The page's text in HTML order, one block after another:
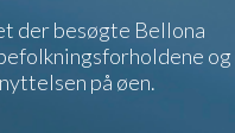
der besøgte Bellona
og
på øen.